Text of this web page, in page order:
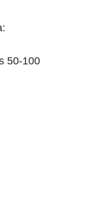
50-100